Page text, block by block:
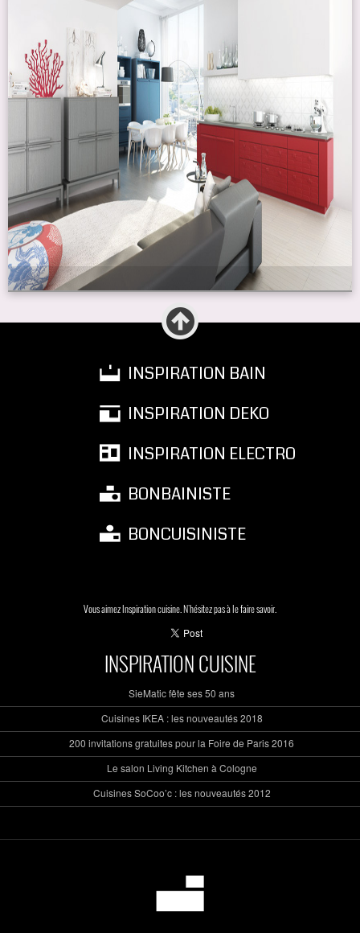
INSPIRATION BAIN
INSPIRATION DEKO
INSPIRATION ELECTRO
BONBAINISTE
BONCUISINISTE
Vous aimez Inspiration cuisine. N'hésitez pas à le faire savoir.
INSPIRATION CUISINE
SieMatic fête ses 50 ans
Cuisines IKEA : les nouveautés 2018
200 invitations gratuites pour la Foire de Paris 2016
Le salon Living Kitchen à Cologne
Cuisines SoCoo’c : les nouveautés 2012